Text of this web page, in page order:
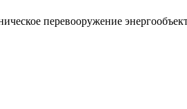
перевооружение